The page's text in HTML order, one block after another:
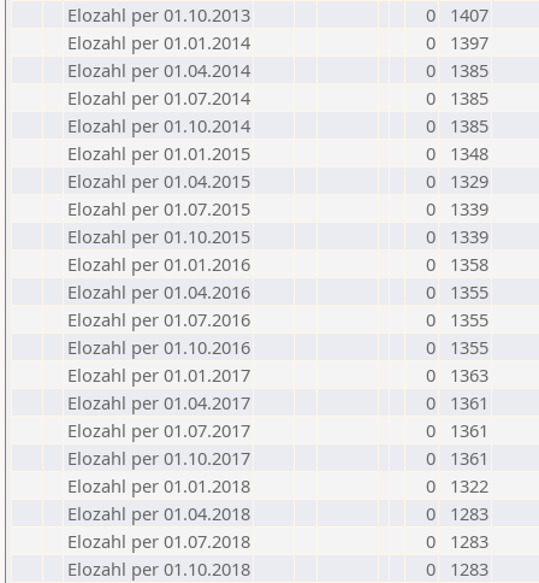
Elozahl per 01.10.2013
0
1407
Elozahl per 01.01.2014
0
1397
Elozahl per 01.04.2014
0
1385
Elozahl per 01.07.2014
0
1385
Elozahl per 01.10.2014
0
1385
Elozahl per 01.01.2015
0
1348
Elozahl per 01.04.2015
0
1329
Elozahl per 01.07.2015
0
1339
Elozahl per 01.10.2015
0
1339
Elozahl per 01.01.2016
0
1358
Elozahl per 01.04.2016
0
1355
Elozahl per 01.07.2016
0
1355
Elozahl per 01.10.2016
0
1355
Elozahl per 01.01.2017
0
1363
Elozahl per 01.04.2017
0
1361
Elozahl per 01.07.2017
0
1361
Elozahl per 01.10.2017
0
1361
Elozahl per 01.01.2018
0
1322
Elozahl per 01.04.2018
0
1283
Elozahl per 01.07.2018
0
1283
Elozahl per 01.10.2018
0
1283